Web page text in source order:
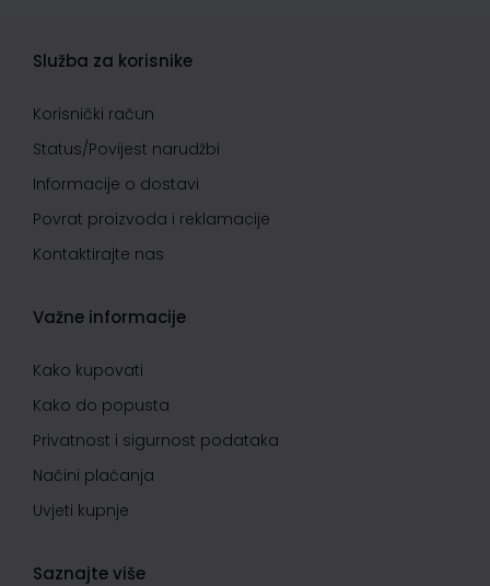
Služba za korisnike
Korisnički račun
Status/Povijest narudžbi
Informacije o dostavi
Povrat proizvoda i reklamacije
Kontaktirajte nas
Važne informacije
Kako kupovati
Kako do popusta
Privatnost i sigurnost podataka
Načini plaćanja
Uvjeti kupnje
Saznajte više